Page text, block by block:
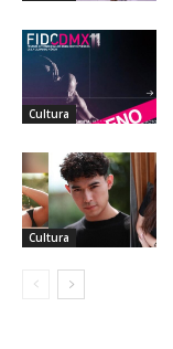
Cultura
Cultura